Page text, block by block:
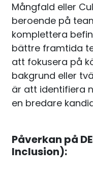
Mångfald eller
beroende på
komplettera
bättre framtida
att fokusera på
bakgrund eller
är att identifiera
en bredare
Påverkan på
Inclusion):